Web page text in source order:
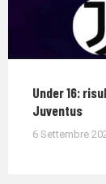
Under 16:
Juventus
6 Settembre